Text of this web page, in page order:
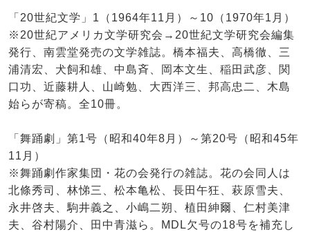
「20世紀文学」1（1964年11月）～10（1970年1月）
※20世紀アメリカ文学研究会→20世紀文学研究会編集
発行、南雲堂発売の文学雑誌。橋本福夫、高橋徹、三
浦清宏、犬飼和雄、中島斉、岡本文生、稲田武彦、関
口功、近藤耕人、山崎勉、大西洋三、邦高忠二、木島
始らが寄稿。全10冊。
「舞踊劇」第1号（昭和40年8月）～第20号（昭和45年
11月）
※舞踊劇作家集団・花の会発行の雑誌。花の会同人は
北條秀司、林悌三、松本亀松、長田午狂、萩原雪夫、
永井啓夫、駒井義之、小嶋二朔、植田紳爾、仁村美津
夫、谷村陽介、田中青滋ら。MDL欠号の18号を補充し